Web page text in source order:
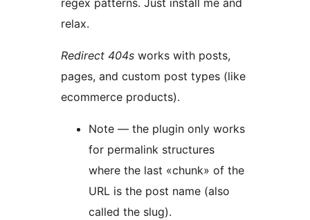
regex patterns. Just install me and
relax.
Redirect 404s works with posts,
pages, and custom post types (like
ecommerce products).
Note — the plugin only works
for permalink structures
where the last «chunk» of the
URL is the post name (also
called the slug).